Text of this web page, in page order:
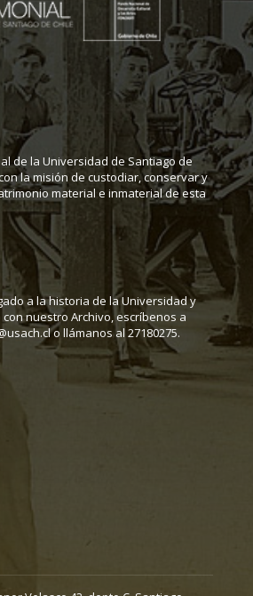
de la Universidad de Santiago de
la misión de custodiar, conservar y
material e inmaterial de esta
a la historia de la Universidad y
nuestro Archivo, escríbenos a
o llámanos al 27180275.